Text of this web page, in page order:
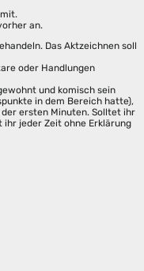
an.
Das Aktzeichnen soll
oder Handlungen
und komisch sein
in dem Bereich hatte),
ersten Minuten. Solltet ihr
jeder Zeit ohne Erklärung